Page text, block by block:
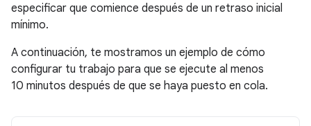
especificar que comience después de un retraso inicial
mínimo.
A continuación, te mostramos un ejemplo de cómo
configurar tu trabajo para que se ejecute al menos
10 minutos después de que se haya puesto en cola.